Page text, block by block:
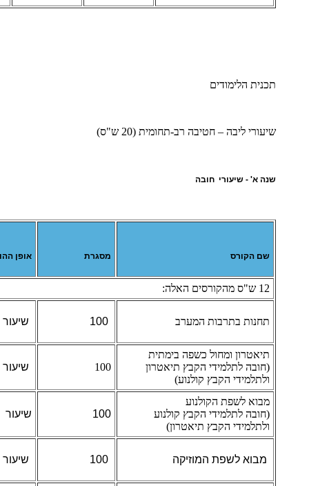
תכנית הלימודים
שיעורי ליבה – חטיבה רב-תחומית (20 ש"ס)
שנה א' - שיעורי חובה
שם הקורס מסגרת אופן
12 ש"ס מהקורסים האלה:
תחנות בתרבות המערב שיעור
תיאטרון ומחול כשפה בימתית
(חובה לתלמידי הקבץ תיאטרון
ולתלמידי הקבץ קולנוע)
100 שיעור
מבוא לשפת הקולנוע
(חובה לתלמידי הקבץ קולנוע
ולתלמידי הקבץ תיאטרון)
100 שיעור
מבוא לשפת המוזיקה שיעור